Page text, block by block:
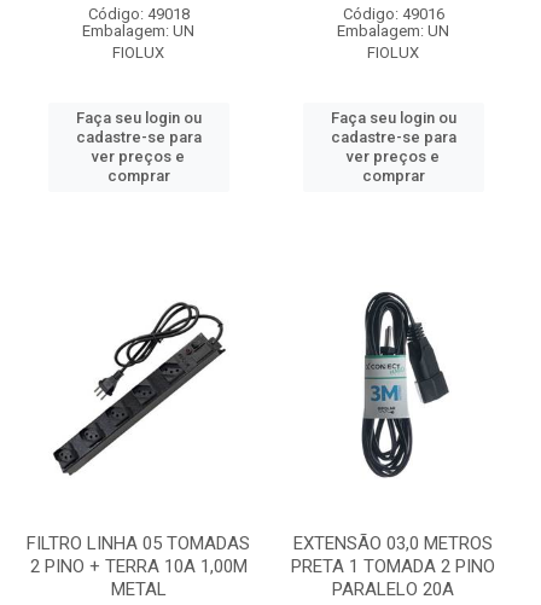
Código: 49018
Embalagem: UN
FIOLUX
Faça seu login ou
cadastre-se para
ver preços e
comprar
Código: 49016
Embalagem: UN
FIOLUX
Faça seu login ou
cadastre-se para
ver preços e
comprar
FILTRO LINHA 05 TOMADAS
2 PINO + TERRA 10A 1,00M
METAL
EXTENSÃO 03,0 METROS
PRETA 1 TOMADA 2 PINO
PARALELO 20A